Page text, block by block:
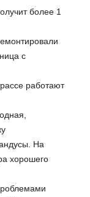
более 1
с
работают
На
хорошего